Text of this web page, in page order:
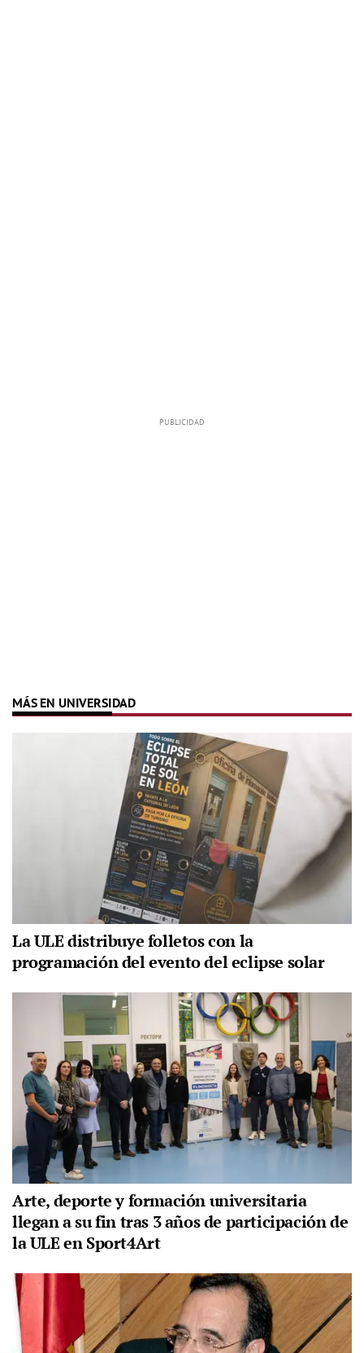
MÁS EN UNIVERSIDAD
La ULE distribuye folletos con la
programación del evento del eclipse solar
Arte, deporte y formación universitaria
llegan a su fin tras 3 años de participación de
la ULE en Sport4Art